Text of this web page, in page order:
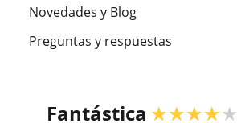
Novedades y Blog
Preguntas y respuestas
Fantástica ★★★★★